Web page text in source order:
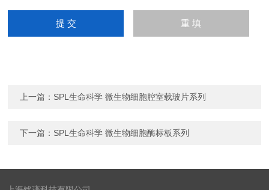
上一篇： SPL生命科学 微生物细胞腔室载玻片系列
下一篇： SPL生命科学 微生物细胞酶标板系列